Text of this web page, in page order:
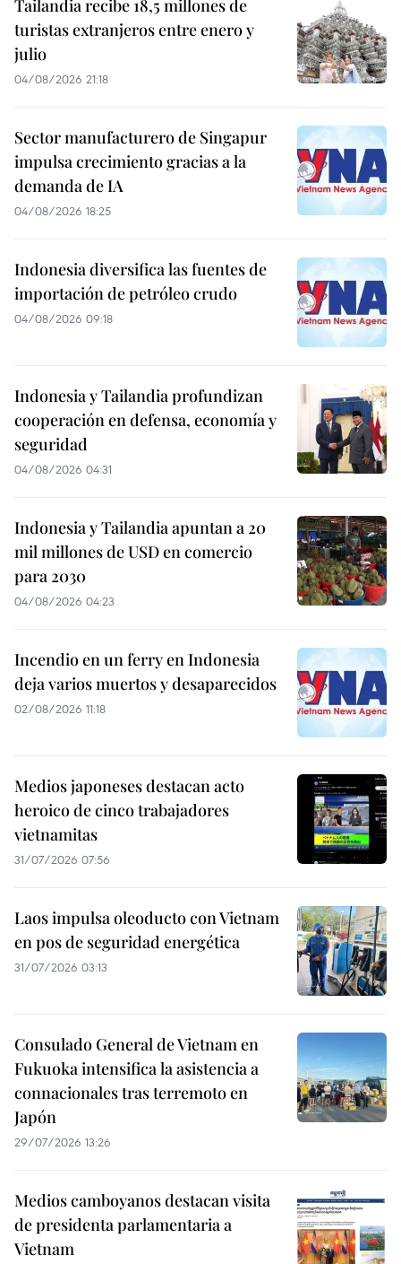
Tailandia recibe 18,5 millones de
turistas extranjeros entre enero y
julio
04/08/2026 21:18
Sector manufacturero de Singapur
impulsa crecimiento gracias a la
demanda de IA
04/08/2026 18:25
Indonesia diversifica las fuentes de
importación de petróleo crudo
04/08/2026 09:18
Indonesia y Tailandia profundizan
cooperación en defensa, economía y
seguridad
04/08/2026 04:31
Indonesia y Tailandia apuntan a 20
mil millones de USD en comercio
para 2030
04/08/2026 04:23
Incendio en un ferry en Indonesia
deja varios muertos y desaparecidos
02/08/2026 11:18
Medios japoneses destacan acto
heroico de cinco trabajadores
vietnamitas
31/07/2026 07:56
Laos impulsa oleoducto con Vietnam
en pos de seguridad energética
31/07/2026 03:13
Consulado General de Vietnam en
Fukuoka intensifica la asistencia a
connacionales tras terremoto en
Japón
29/07/2026 13:26
Medios camboyanos destacan visita
de presidenta parlamentaria a
Vietnam